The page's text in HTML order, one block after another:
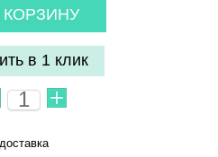
КОРЗИНУ
в 1 клик
доставка